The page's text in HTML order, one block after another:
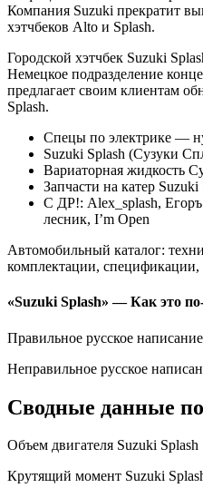
Компания Suzuki прекратит
хэтчбеков Alto и Splash.
Городской хэтчбек Suzuki
Немецкое подразделение
предлагает своим клиентам
Splash.
Спецы по электрике —
Suzuki Splash (Сузуки
Вариаторная жидкость
Запчасти на катер
С ДР!: Alex_splash,
лесник, I’m Open
Автомобильный каталог:
комплектации,
«Suzuki Splash» — Как это
Правильное русское
Неправильное русское
Сводные данные
Объем двигателя Suzuki Splash
Крутящий момент Suzuki